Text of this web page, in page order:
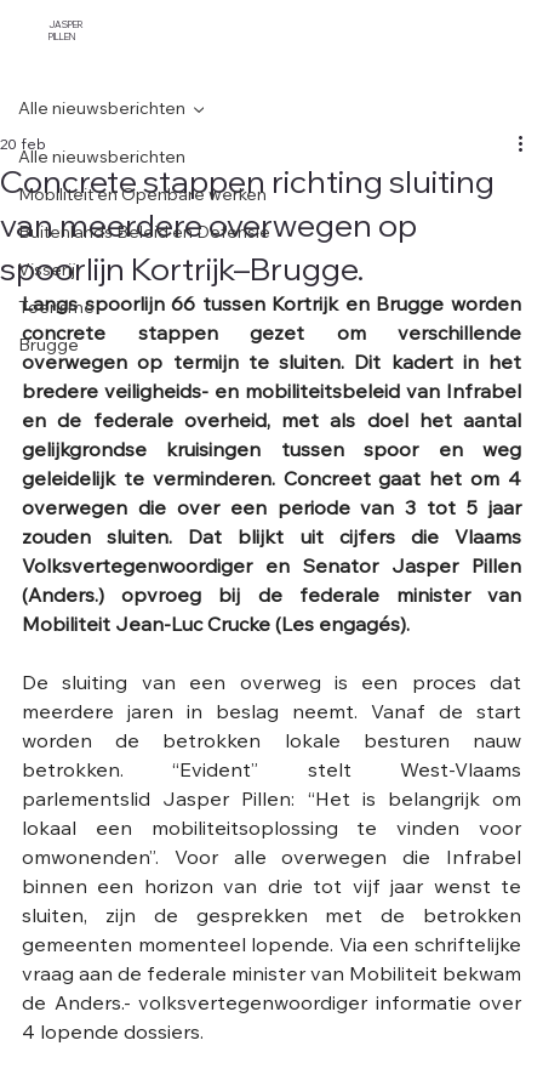
JASPER
PILLEN
Alle nieuwsberichten
Mobiliteit en Openbare werken
Buitenlands Beleid en Defensie
Visserij
Toerisme
Brugge
Alle nieuwsberichten
Concrete stappen richting sluiting
van meerdere overwegen op
spoorlijn Kortrijk–Brugge.
20 feb
Langs spoorlijn 66 tussen Kortrijk en Brugge worden
concrete stappen gezet om verschillende
overwegen op termijn te sluiten. Dit kadert in het
bredere veiligheids- en mobiliteitsbeleid van Infrabel
en de federale overheid, met als doel het aantal
gelijkgrondse kruisingen tussen spoor en weg
geleidelijk te verminderen. Concreet gaat het om 4
overwegen die over een periode van 3 tot 5 jaar
zouden sluiten. Dat blijkt uit cijfers die Vlaams
Volksvertegenwoordiger en Senator Jasper Pillen
(Anders.) opvroeg bij de federale minister van
Mobiliteit Jean-Luc Crucke (Les engagés).
De sluiting van een overweg is een proces dat
meerdere jaren in beslag neemt. Vanaf de start
worden de betrokken lokale besturen nauw
betrokken. “Evident” stelt West-Vlaams
parlementslid Jasper Pillen: “Het is belangrijk om
lokaal een mobiliteitsoplossing te vinden voor
omwonenden”. Voor alle overwegen die Infrabel
binnen een horizon van drie tot vijf jaar wenst te
sluiten, zijn de gesprekken met de betrokken
gemeenten momenteel lopende. Via een schriftelijke
vraag aan de federale minister van Mobiliteit bekwam
de Anders.- volksvertegenwoordiger informatie over
4 lopende dossiers.